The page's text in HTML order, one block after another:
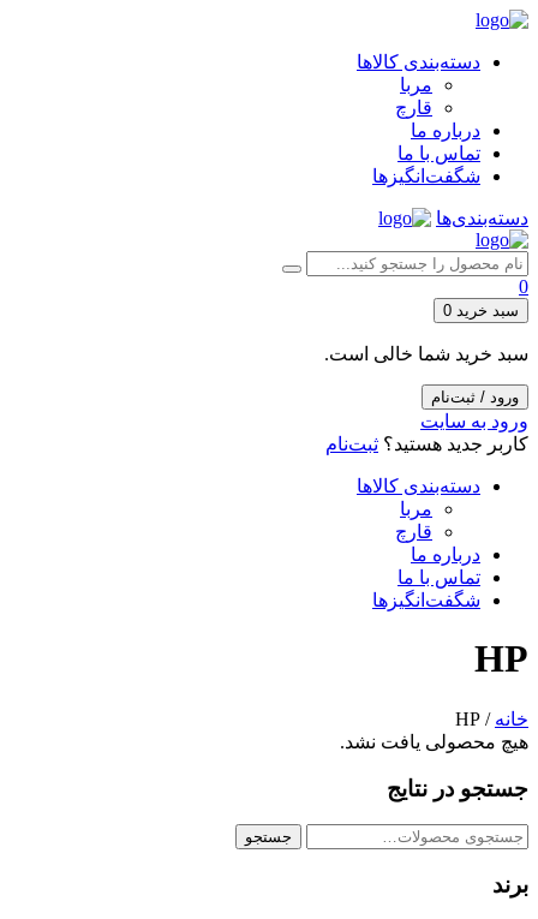
دسته‌بندی کالاها
مربا
قارچ
درباره ما
تماس با ما
شگفت‌انگیزها
دسته‌بندی‌ها
0
سبد خرید 0
سبد خرید شما خالی است.
ورود / ثبت‌نام
ورود به سایت
کاربر جدید هستید؟ ثبت‌نام
دسته‌بندی کالاها
مربا
قارچ
درباره ما
تماس با ما
شگفت‌انگیزها
HP
خانه / HP
هیچ محصولی یافت نشد.
جستجو در نتایج
جستجو
جستجو
برند